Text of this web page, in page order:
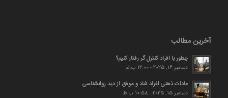
آخرین مطالب
چطور با افراد کنترل گر رفتار کنیم؟
دسامبر 16, 2025 - 12:00 ب.ظ
عادات ذهنی افراد شاد و موفق از دید روانشناسی
دسامبر 15, 2025 - 10:58 ب.ظ